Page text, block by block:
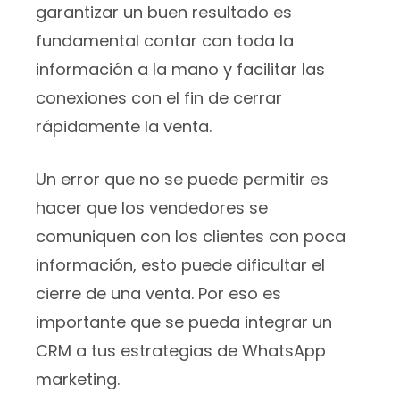
garantizar un buen resultado es
fundamental contar con toda la
información a la mano y facilitar las
conexiones con el fin de cerrar
rápidamente la venta.
Un error que no se puede permitir es
hacer que los vendedores se
comuniquen con los clientes con poca
información, esto puede dificultar el
cierre de una venta. Por eso es
importante que se pueda integrar un
CRM a tus estrategias de WhatsApp
marketing.